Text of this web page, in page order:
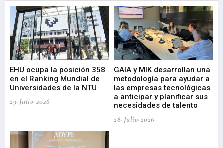
EHU ocupa la posición 358
en el Ranking Mundial de
Universidades de la NTU
29-Julio-2026
GAIA y MIK desarrollan una
metodología para ayudar a
las empresas tecnológicas
a anticipar y planificar sus
necesidades de talento
28-Julio-2026